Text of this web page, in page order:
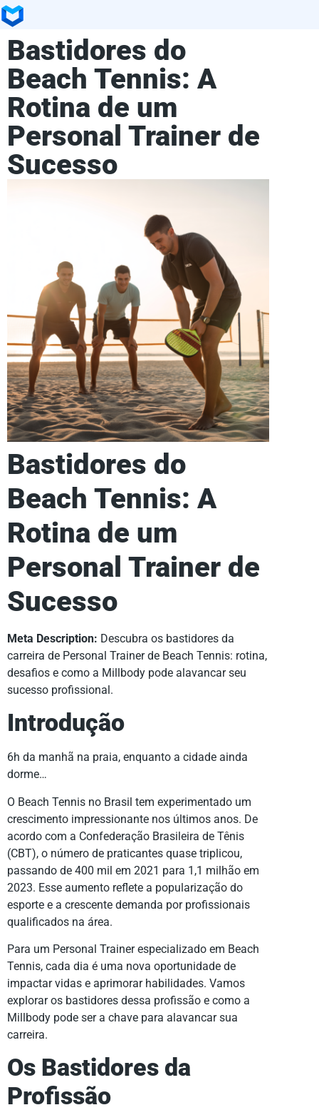
Bastidores do
Beach Tennis: A
Rotina de um
Personal Trainer de
Sucesso
Bastidores do
Beach Tennis: A
Rotina de um
Personal Trainer de
Sucesso
Meta Description: Descubra os bastidores da
carreira de Personal Trainer de Beach Tennis: rotina,
desafios e como a Millbody pode alavancar seu
sucesso profissional.
Introdução
6h da manhã na praia, enquanto a cidade ainda
dorme…
O Beach Tennis no Brasil tem experimentado um
crescimento impressionante nos últimos anos. De
acordo com a Confederação Brasileira de Tênis
(CBT), o número de praticantes quase triplicou,
passando de 400 mil em 2021 para 1,1 milhão em
2023. Esse aumento reflete a popularização do
esporte e a crescente demanda por profissionais
qualificados na área.
Para um Personal Trainer especializado em Beach
Tennis, cada dia é uma nova oportunidade de
impactar vidas e aprimorar habilidades. Vamos
explorar os bastidores dessa profissão e como a
Millbody pode ser a chave para alavancar sua
carreira.
Os Bastidores da
Profissão